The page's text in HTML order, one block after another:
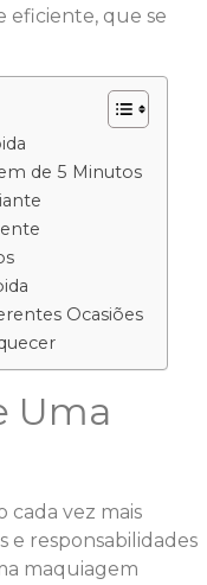
eficiente, que se
de 5 Minutos
Ocasiões
Uma
cada vez mais
e responsabilidades
maquiagem